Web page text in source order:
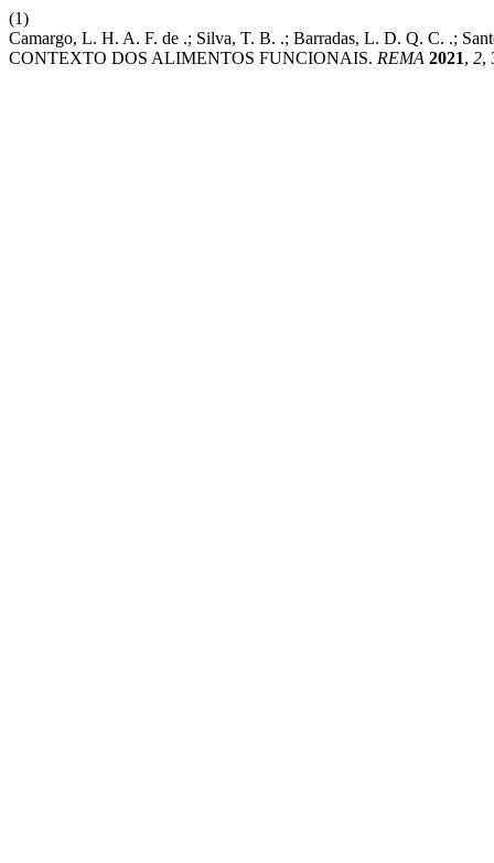
(1)
Camargo, L. H. A. F. de .; Silva, T. B. .; Barradas, L. D. Q. C. .;
CONTEXTO DOS ALIMENTOS FUNCIONAIS. REMA 2021, 2,